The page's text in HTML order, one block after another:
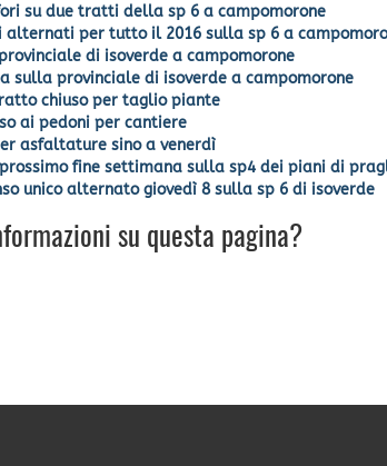
su due tratti della sp 6 a campomorone
alternati per tutto il 2016 sulla sp 6 a
di isoverde a campomorone
sulla provinciale di isoverde a campomorone
chiuso per taglio piante
ai pedoni per cantiere
asfaltature sino a venerdì
fine settimana sulla sp4 dei piani di
unico alternato giovedì 8 sulla sp 6 di isoverde
su questa pagina?